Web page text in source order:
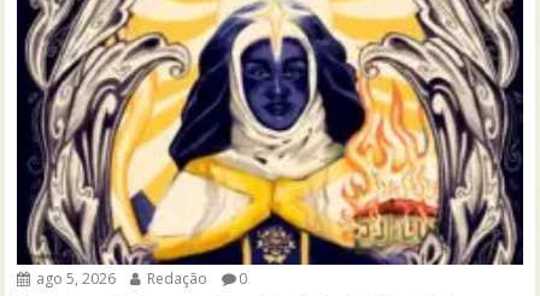
ago 5, 2026 Redação 0